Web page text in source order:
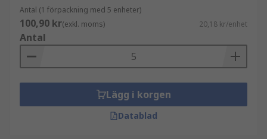
Antal (1 förpackning med 5 enheter)
100,90 kr(exkl. moms) 20,18 kr/enhet
Antal
Lägg i korgen
Datablad